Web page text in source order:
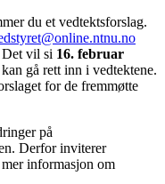
du et vedtektsforslag.
Det vil si 16. februar
gå rett inn i vedtektene.
for de fremmøtte
på
Derfor inviterer
informasjon om